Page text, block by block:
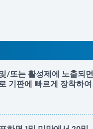
/또는 활성제에 노출되면
기판에 빠르게 장착하여